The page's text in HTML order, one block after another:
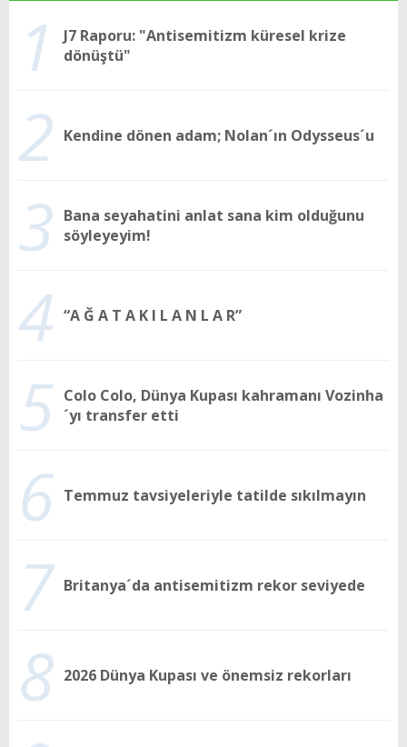
1
J7 Raporu: "Antisemitizm küresel krize
dönüştü"
2 Kendine dönen adam; Nolan´ın Odysseus´u
3 Bana seyahatini anlat sana kim olduğunu
söyleyeyim!
4 “A Ğ A T A K I L A N L A R”
5 Colo Colo, Dünya Kupası kahramanı Vozinha
´yı transfer etti
6 Temmuz tavsiyeleriyle tatilde sıkılmayın
7 Britanya´da antisemitizm rekor seviyede
8 2026 Dünya Kupası ve önemsiz rekorları